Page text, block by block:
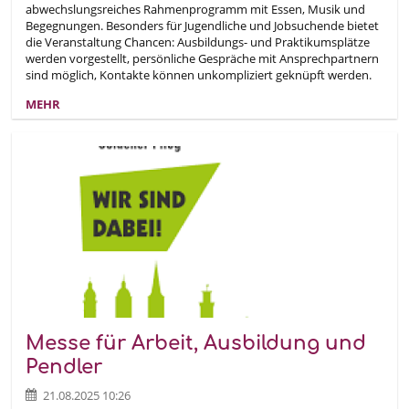
abwechslungsreiches Rahmenprogramm mit Essen, Musik und
Begegnungen. Besonders für Jugendliche und Jobsuchende bietet
die Veranstaltung Chancen: Ausbildungs- und Praktikumsplätze
werden vorgestellt, persönliche Gespräche mit Ansprechpartnern
sind möglich, Kontakte können unkompliziert geknüpft werden.
MEHR
Messe für Arbeit, Ausbildung und
Pendler
21.08.2025 10:26